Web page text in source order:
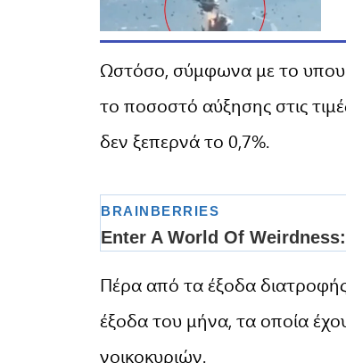
Ωστόσο, σύμφωνα με το
το ποσοστό αύξησης στις
δεν ξεπερνά το 0,7%.
Πέρα από τα έξοδα
έξοδα του μήνα, τα οποία
νοικοκυριών.